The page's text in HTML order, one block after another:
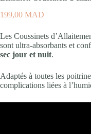
199,00 MAD
Les Coussinets
sont ultra-absorbants et
sec jour et nuit.
Adaptés à toutes les
complications liées à